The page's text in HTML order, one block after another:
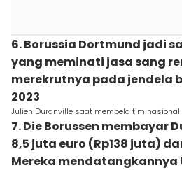
6. Borussia Dortmund jadi
yang meminati jasa sang
merekrutnya pada jendela
2023
Julien Duranville saat membela tim
7. Die Borussen membayar
8,5 juta euro (Rp138 juta)
Mereka mendatangkannya